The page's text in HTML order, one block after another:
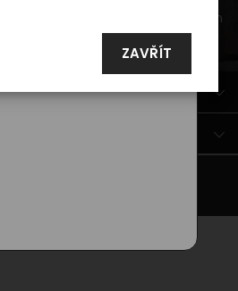
ZAVŘÍT
o novinkách a akčních nabídkách